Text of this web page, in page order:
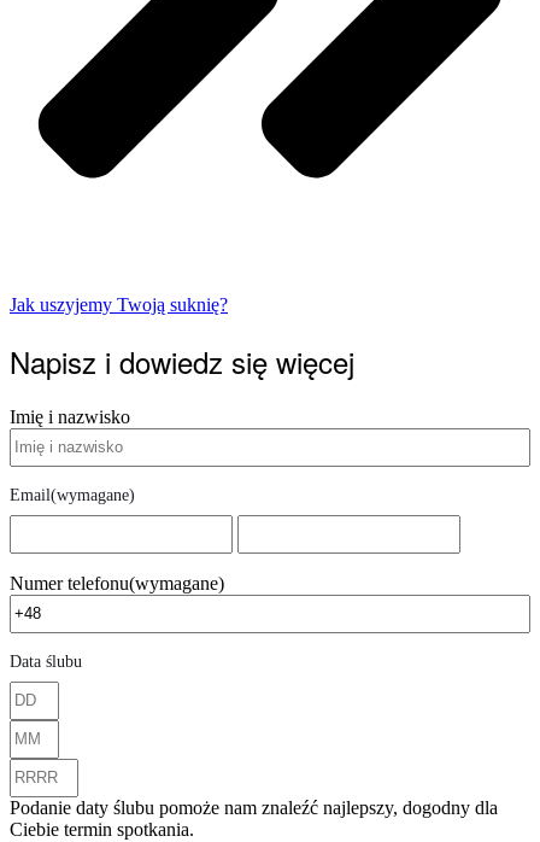
Jak uszyjemy Twoją suknię?
Napisz i dowiedz się więcej
Imię i nazwisko
Email(wymagane)
Numer telefonu(wymagane)
Data ślubu
Podanie daty ślubu pomoże nam znaleźć najlepszy, dogodny dla
Ciebie termin spotkania.